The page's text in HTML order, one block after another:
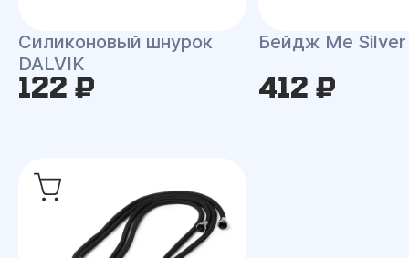
Силиконовый шнурок
DALVIK
122 ₽
Бейдж Me Silver
412 ₽